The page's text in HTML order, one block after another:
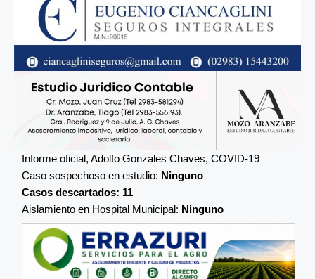
Informe oficial, Adolfo Gonzales Chaves, COVID-19
Caso sospechoso en estudio: Ninguno
Casos descartados: 11
Aislamiento en Hospital Municipal: Ninguno